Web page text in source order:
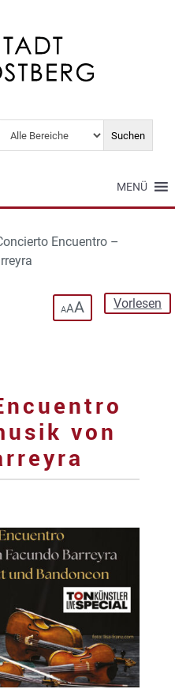
MENÜ
Encuentro –
Vorlesen
AAA
von